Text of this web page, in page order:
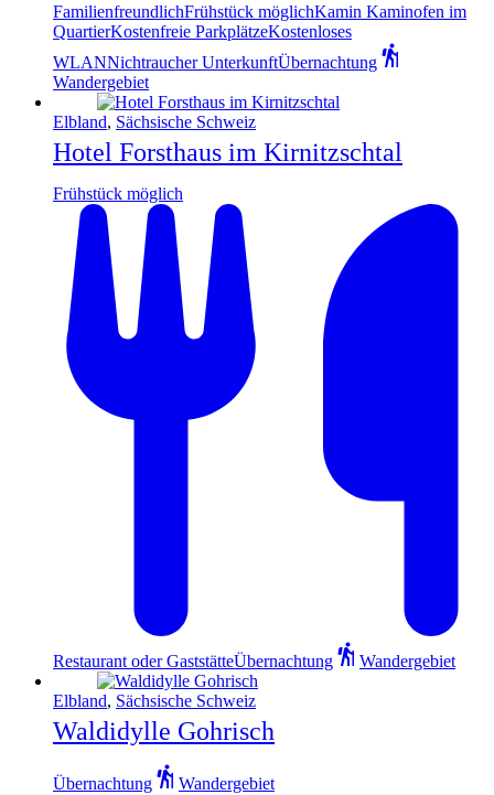
FamilienfreundlichFrühstück möglichKamin Kaminofen im
QuartierKostenfreie ParkplätzeKostenloses
WLANNichtraucher UnterkunftÜbernachtung
Wandergebiet
Elbland, Sächsische Schweiz
Hotel Forsthaus im Kirnitzschtal
Frühstück möglich
Restaurant oder GaststätteÜbernachtung Wandergebiet
Elbland, Sächsische Schweiz
Waldidylle Gohrisch
Übernachtung Wandergebiet